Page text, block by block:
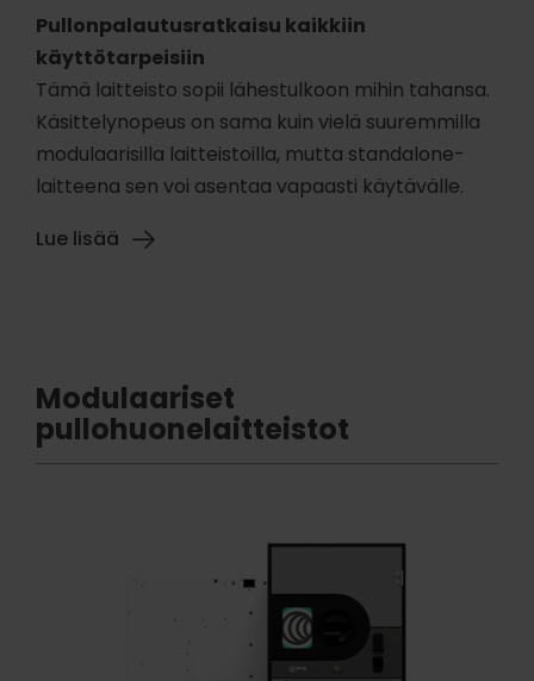
Pullonpalautusratkaisu kaikkiin
käyttötarpeisiin
Tämä laitteisto sopii lähestulkoon mihin tahansa.
Käsittelynopeus on sama kuin vielä suuremmilla
modulaarisilla laitteistoilla, mutta standalone-
laitteena sen voi asentaa vapaasti käytävälle.
Lue lisää
Modulaariset
pullohuonelaitteistot